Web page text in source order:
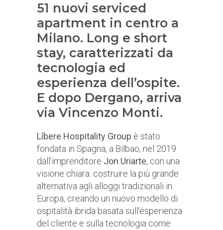
51 nuovi serviced
apartment in centro a
Milano. Long e short
stay, caratterizzati da
tecnologia ed
esperienza dell’ospite.
E dopo Dergano, arriva
via Vincenzo Monti.
Líbere Hospitality Group è stato
fondata in Spagna, a Bilbao, nel 2019
dall’imprenditore Jon Uriarte, con una
visione chiara: costruire la più grande
alternativa agli alloggi tradizionali in
Europa, creando un nuovo modello di
ospitalità ibrida basata sull’esperienza
del cliente e sulla tecnologia come